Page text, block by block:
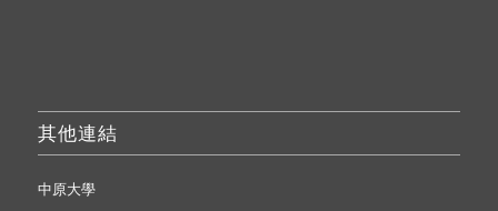
其他連結
中原大學